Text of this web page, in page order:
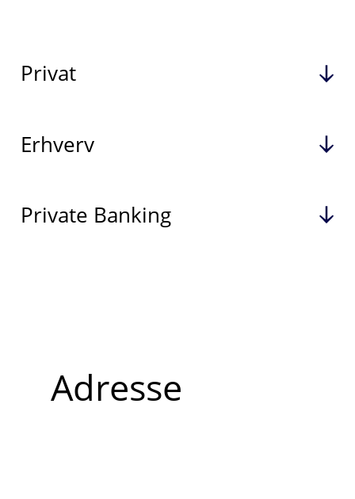
Privat
Erhverv
Private Banking
Adresse